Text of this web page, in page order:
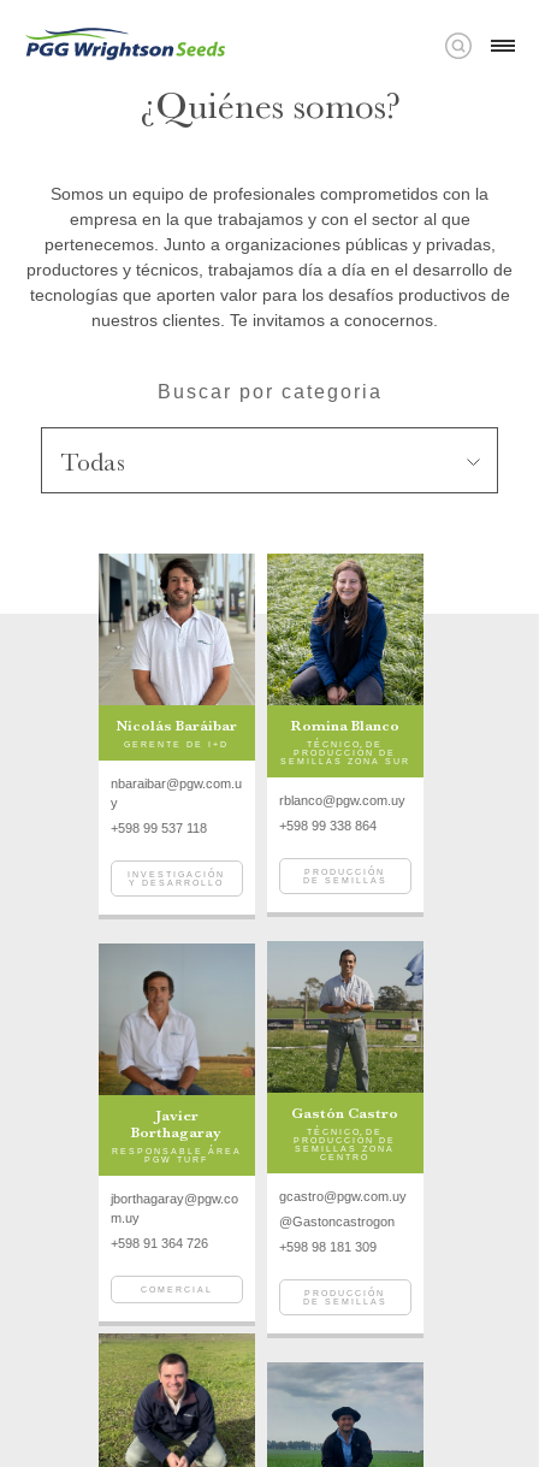
¿Quiénes somos?
Somos un equipo de profesionales comprometidos con la
empresa en la que trabajamos y con el sector al que
pertenecemos. Junto a organizaciones públicas y privadas,
productores y técnicos, trabajamos día a día en el desarrollo de
tecnologías que aporten valor para los desafíos productivos de
nuestros clientes. Te invitamos a conocernos.
Buscar por categoria
Nicolás Baráibar
GERENTE DE I+D
nbaraibar@pgw.com.u
y
+598 99 537 118
INVESTIGACIÓN
Y DESARROLLO
Romina Blanco
TÉCNICO DE
PRODUCCIÓN DE
SEMILLAS ZONA SUR
rblanco@pgw.com.uy
+598 99 338 864
PRODUCCIÓN
DE SEMILLAS
Javier
Borthagaray
RESPONSABLE ÁREA
PGW TURF
jborthagaray@pgw.co
m.uy
+598 91 364 726
COMERCIAL
Gastón Castro
TÉCNICO DE
PRODUCCIÓN DE
SEMILLAS ZONA
CENTRO
gcastro@pgw.com.uy
@Gastoncastrogon
+598 98 181 309
PRODUCCIÓN
DE SEMILLAS